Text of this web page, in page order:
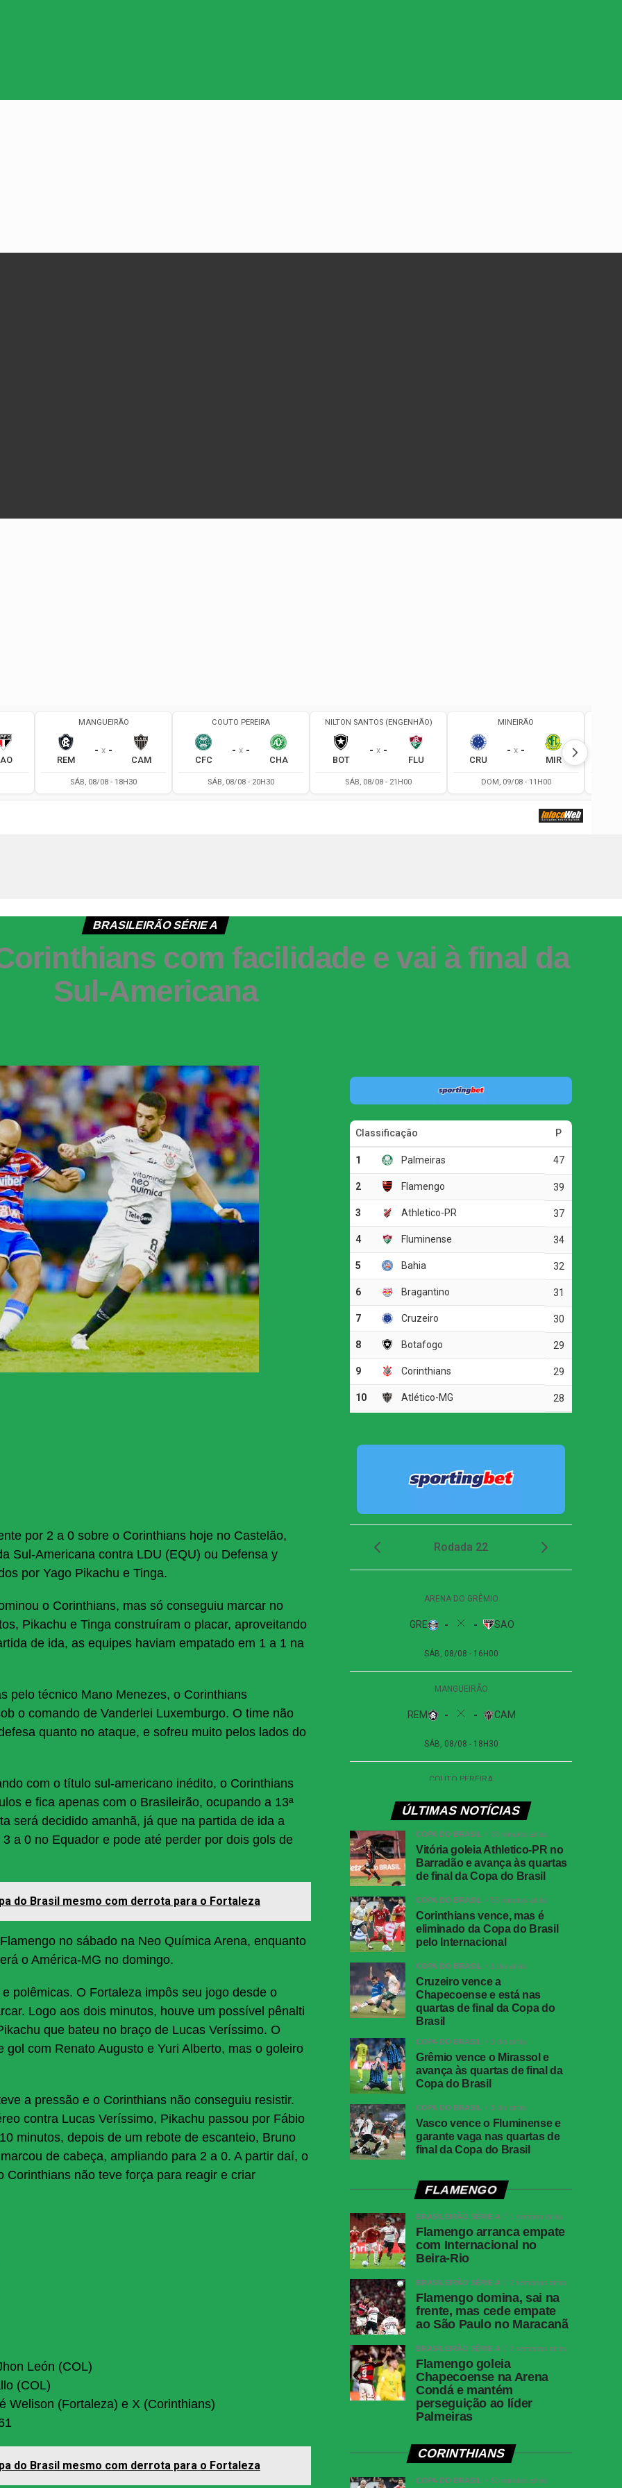
BRASILEIRÃO SÉRIE A
com facilidade e vai à final da
Sul-Americana
por 2 a 0 sobre o Corinthians hoje no Castelão,
Sul-Americana contra LDU (EQU) ou Defensa y
por Yago Pikachu e Tinga.
o Corinthians, mas só conseguiu marcar no
Pikachu e Tinga construíram o placar, aproveitando
de ida, as equipes haviam empatado em 1 a 1 na
pelo técnico Mano Menezes, o Corinthians
o comando de Vanderlei Luxemburgo. O time não
quanto no ataque, e sofreu muito pelos lados do
com o título sul-americano inédito, o Corinthians
e fica apenas com o Brasileirão, ocupando a 13ª
será decidido amanhã, já que na partida de ida a
a 0 no Equador e pode até perder por dois gols de
do Brasil mesmo com derrota para o Fortaleza
no sábado na Neo Química Arena, enquanto
o América-MG no domingo.
polêmicas. O Fortaleza impôs seu jogo desde o
Logo aos dois minutos, houve um possível pênalti
que bateu no braço de Lucas Veríssimo. O
com Renato Augusto e Yuri Alberto, mas o goleiro
a pressão e o Corinthians não conseguiu resistir.
contra Lucas Veríssimo, Pikachu passou por Fábio
minutos, depois de um rebote de escanteio, Bruno
de cabeça, ampliando para 2 a 0. A partir daí, o
Corinthians não teve força para reagir e criar
León (COL)
(COL)
Welison (Fortaleza) e X (Corinthians)
do Brasil mesmo com derrota para o Fortaleza
ÚLTIMAS NOTÍCIAS
COPA DO BRASIL 33 minutos atrás
Vitória goleia Athletico-PR no
Barradão e avança às quartas
de final da Copa do Brasil
COPA DO BRASIL 53 minutos atrás
Corinthians vence, mas é
eliminado da Copa do Brasil
pelo Internacional
COPA DO BRASIL 1 dia atrás
Cruzeiro vence a
Chapecoense e está nas
quartas de final da Copa do
Brasil
COPA DO BRASIL 1 dia atrás
Grêmio vence o Mirassol e
avança às quartas de final da
Copa do Brasil
COPA DO BRASIL 1 dia atrás
Vasco vence o Fluminense e
garante vaga nas quartas de
final da Copa do Brasil
FLAMENGO
BRASILEIRÃO SÉRIE A 1 semana atrás
Flamengo arranca empate
com Internacional no
Beira-Rio
BRASILEIRÃO SÉRIE A 2 semanas atrás
Flamengo domina, sai na
frente, mas cede empate
ao São Paulo no Maracanã
BRASILEIRÃO SÉRIE A 2 semanas atrás
Flamengo goleia
Chapecoense na Arena
Condá e mantém
perseguição ao líder
Palmeiras
CORINTHIANS
COPA DO BRASIL 53 minutos atrás